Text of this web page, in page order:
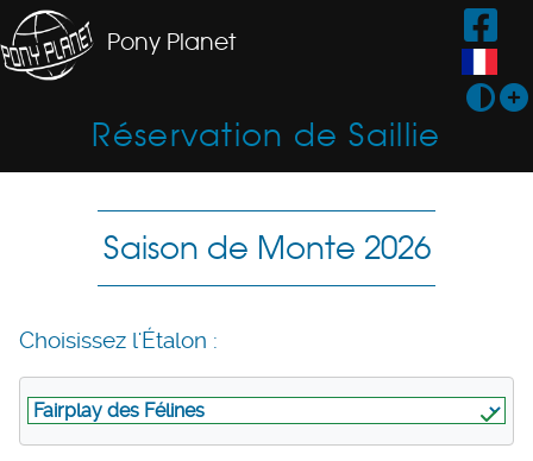
Pony Planet
Réservation de Saillie
Saison de Monte 2026
Choisissez l'Étalon :